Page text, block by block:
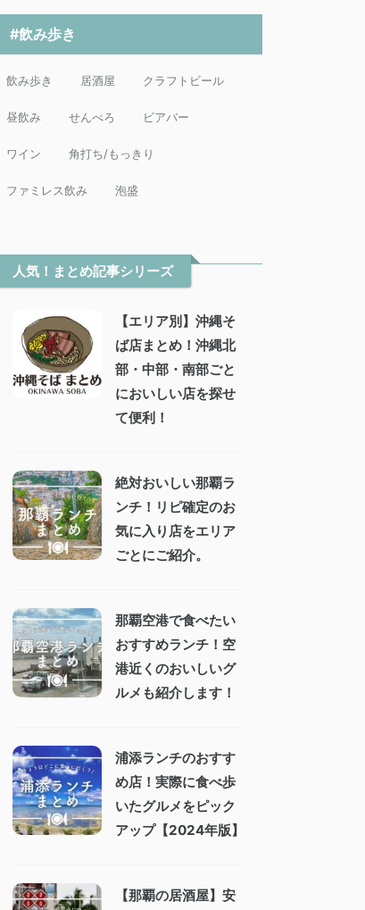
#飲み歩き
飲み歩き 居酒屋 クラフトビール
昼飲み せんべろ ビアバー
ワイン 角打ち/もっきり
ファミレス飲み 泡盛
人気！まとめ記事シリーズ
【エリア別】沖縄そ
ば店まとめ！沖縄北
部・中部・南部ごと
においしい店を探せ
て便利！
絶対おいしい那覇ラ
ンチ！リピ確定のお
気に入り店をエリア
ごとにご紹介。
那覇空港で食べたい
おすすめランチ！空
港近くのおいしいグ
ルメも紹介します！
浦添ランチのおすす
め店！実際に食べ歩
いたグルメをピック
アップ【2024年版】
【那覇の居酒屋】安